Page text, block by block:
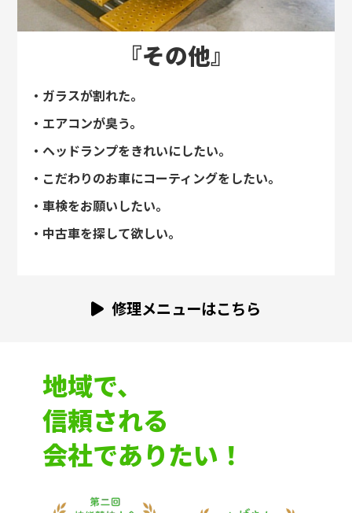
『その他』
・ガラスが割れた。
・エアコンが臭う。
・ヘッドランプをきれいにしたい。
・こだわりのお車にコーティングをしたい。
・車検をお願いしたい。
・中古車を探して欲しい。
修理メニューはこちら
地域で、
信頼される
会社でありたい！